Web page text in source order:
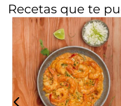
Recetas que te